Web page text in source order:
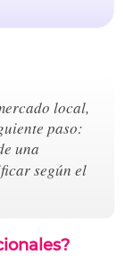
local,
paso:
una
según el